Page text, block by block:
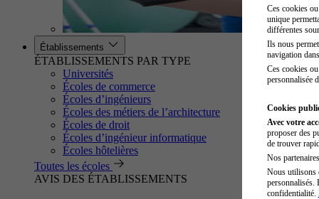
Établissements
ÉTABLISSEMENTS PAR TYPE
Universités
Écoles de commerce
Écoles d’ingénieurs
Écoles des métiers de l’architecture
Écoles de droit
Écoles d’ingénieur informatique
Écoles hôtelières
Toutes les écoles
AVIS DES ÉTABLISSEMENTS
Ces cookies
unique
différentes
Ils nous
navigation
Ces cookies
personnalisée
Cookies
Avec votre
proposer des
de trouver
Nos
Nous utilisons
personnalisés.
confidentialité.